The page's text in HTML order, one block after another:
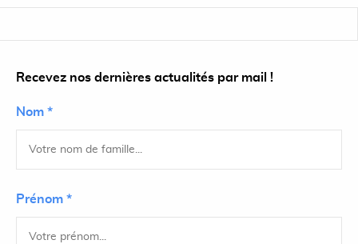
Recevez nos dernières actualités par mail !
Nom *
Prénom *